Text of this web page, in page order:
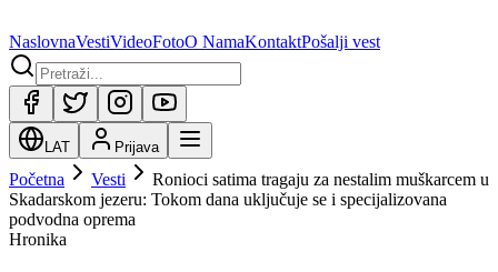
NaslovnaVestiVideoFotoO NamaKontaktPošalji vest
LAT Prijava
Početna Vesti
Ronioci satima tragaju za nestalim muškarcem u
Skadarskom jezeru: Tokom dana uključuje se i specijalizovana
podvodna oprema
Hronika